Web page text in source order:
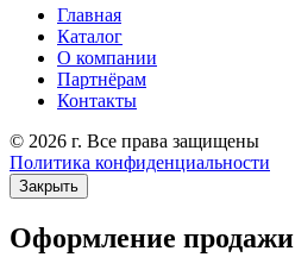
Главная
Каталог
О компании
Партнёрам
Контакты
© 2026 г. Все права защищены
Политика конфиденциальности
Закрыть
Оформление продажи